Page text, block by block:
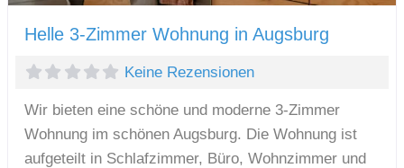
Helle 3-Zimmer Wohnung in Augsburg
Keine Rezensionen
Wir bieten eine schöne und moderne 3-Zimmer
Wohnung im schönen Augsburg. Die Wohnung ist
aufgeteilt in Schlafzimmer, Büro, Wohnzimmer und